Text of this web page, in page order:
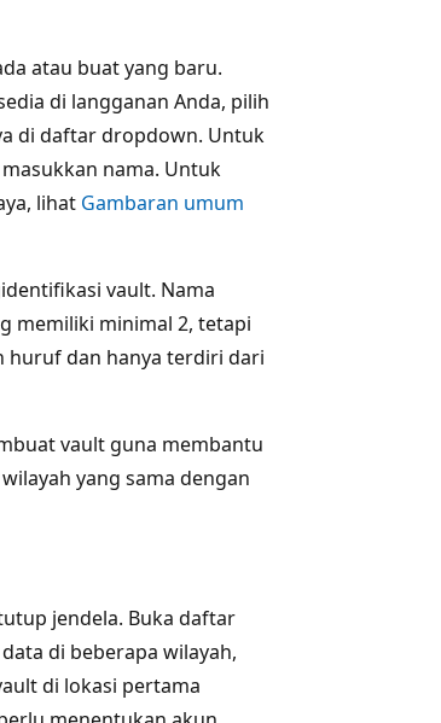
atau buat yang baru.
di langganan Anda, pilih
di daftar dropdown. Untuk
masukkan nama. Untuk
lihat Gambaran umum
vault. Nama
memiliki minimal 2, tetapi
huruf dan hanya terdiri dari
vault guna membantu
yang sama dengan
jendela. Buka daftar
di beberapa wilayah,
di lokasi pertama